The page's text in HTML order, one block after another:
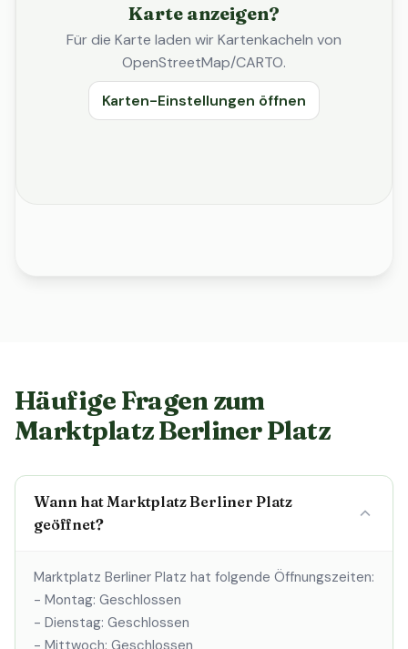
Karte anzeigen?
Für die Karte laden wir Kartenkacheln von
OpenStreetMap/CARTO.
Karten-Einstellungen öffnen
Häufige Fragen zum
Marktplatz Berliner Platz
Wann hat Marktplatz Berliner Platz
geöffnet?
Marktplatz Berliner Platz hat folgende Öffnungszeiten:
- Montag: Geschlossen
- Dienstag: Geschlossen
- Mittwoch: Geschlossen